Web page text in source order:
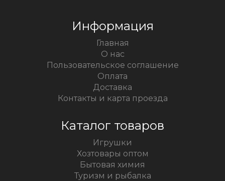
Информация
Главная
О нас
Пользовательское соглашение
Оплата
Доставка
Контакты и карта проезда
Каталог товаров
Игрушки
Хозтовары оптом
Бытовая химия
Туризм и рыбалка